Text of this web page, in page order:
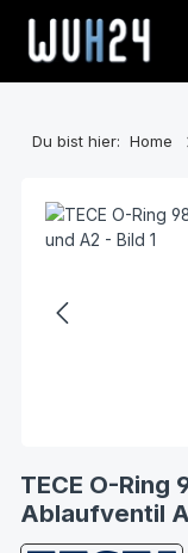
Zum Hauptinhalt
Du bist hier: Home
TECE O-
Ablaufventil